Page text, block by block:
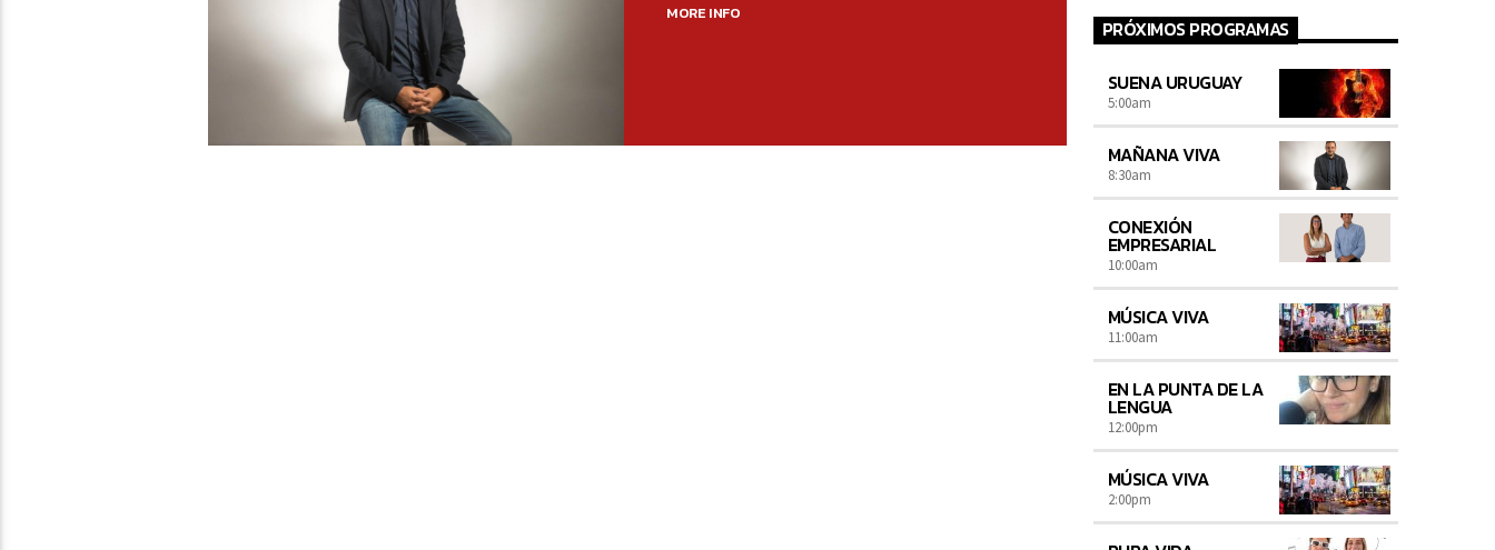
MORE INFO
PRÓXIMOS PROGRAMAS
SUENA URUGUAY
5:00am
MAÑANA VIVA
8:30am
CONEXIÓN
EMPRESARIAL
10:00am
MÚSICA VIVA
11:00am
EN LA PUNTA DE LA
LENGUA
12:00pm
MÚSICA VIVA
2:00pm